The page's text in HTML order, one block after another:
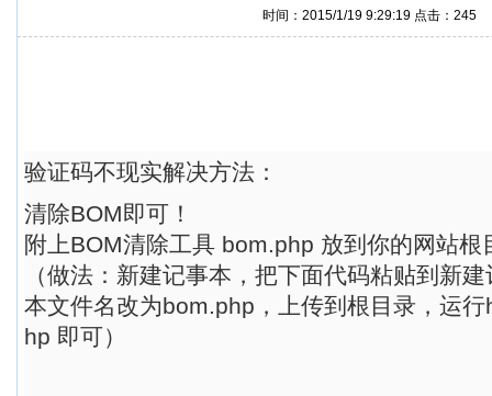
时间：2015/1/19 9:29:19 点击： 245
验证码不现实解决方法：
清除BOM即可！
附上BOM清除工具 bom.php 放到你的网站根
（做法：新建记事本，把下面代码粘贴到新
本文件名改为bom.php，上传到根目录，运
hp 即可）